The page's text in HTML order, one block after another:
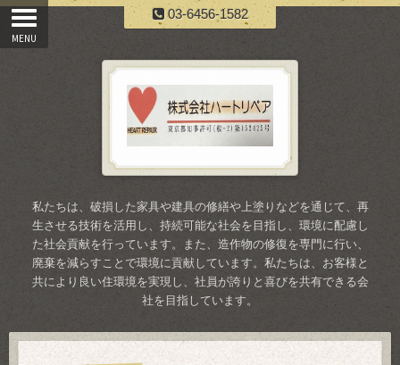
03-6456-1582
私たちは、破損した家具や建具の修繕や上塗りなどを通じて、再
生させる技術を活用し、持続可能な社会を目指し、環境に配慮し
た社会貢献を行っています。また、造作物の修復を専門に行い、
廃棄を減らすことで環境に貢献しています。私たちは、お客様と
共により良い住環境を実現し、社員が誇りと喜びを共有できる会
社を目指しています。